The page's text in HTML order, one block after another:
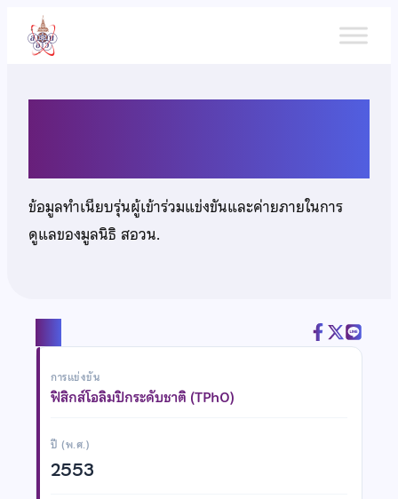
เนื้อหา
ข้อมูลทำเนียบรุ่นผู้เข้าร่วมแข่งขันและค่ายภายในการ
ดูแลของมูลนิธิ สอวน.
การแข่งขัน
ฟิสิกส์โอลิมปิกระดับชาติ (TPhO)
ปี (พ.ศ.)
2553